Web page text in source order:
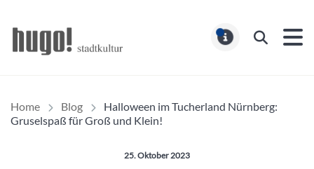
Suchen
Home Blog
Halloween im Tucherland Nürnberg:
Gruselspaß für Groß und Klein!
Veröffentlicht am:
25. Oktober 2023